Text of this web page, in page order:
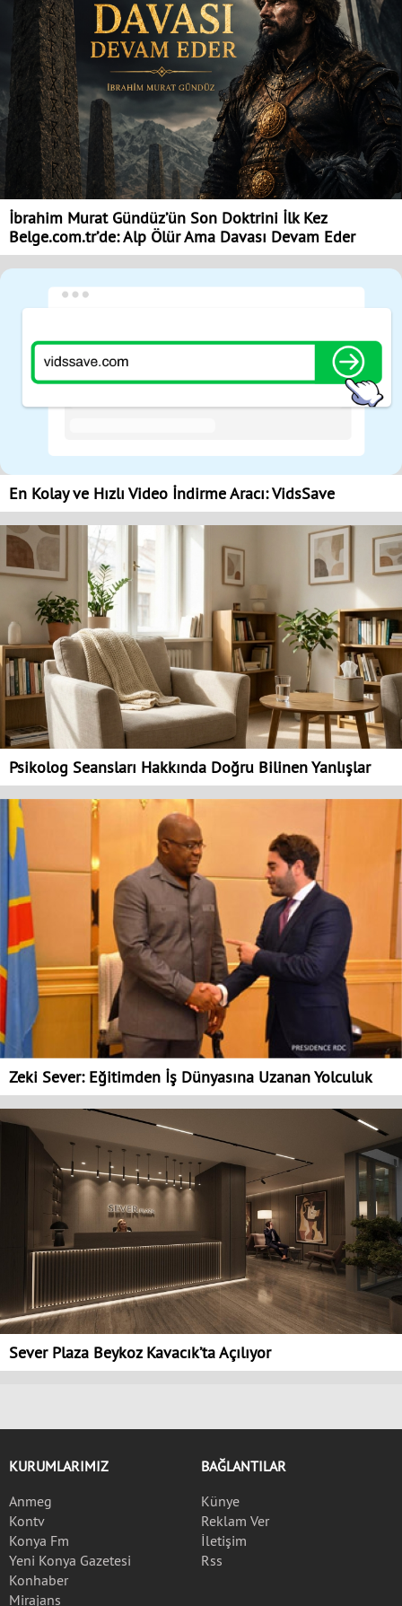
İbrahim Murat Gündüz’ün Son Doktrini İlk Kez
Belge.com.tr’de: Alp Ölür Ama Davası Devam Eder
En Kolay ve Hızlı Video İndirme Aracı: VidsSave
Psikolog Seansları Hakkında Doğru Bilinen Yanlışlar
Zeki Sever: Eğitimden İş Dünyasına Uzanan Yolculuk
Sever Plaza Beykoz Kavacık’ta Açılıyor
KURUMLARIMIZ
Anmeg
Kontv
Konya Fm
Yeni Konya Gazetesi
Konhaber
Mirajans
BAĞLANTILAR
Künye
Reklam Ver
İletişim
Rss